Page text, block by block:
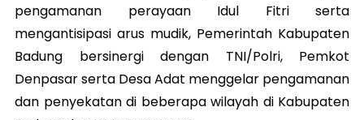
pengamanan perayaan Idul Fitri serta
mengantisipasi arus mudik, Pemerintah Kabupaten
Badung bersinergi dengan TNI/Polri, Pemkot
Denpasar serta Desa Adat menggelar pengamanan
dan penyekatan di beberapa wilayah di Kabupaten